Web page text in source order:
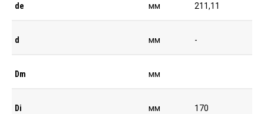
de мм 211,11
d мм -
Dm мм
Di мм 170